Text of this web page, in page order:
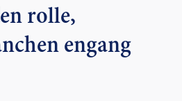
rolle,
engang